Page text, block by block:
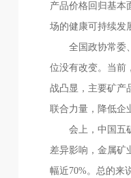
产品价格回归基本
场的健康可持续发
全国政协常委、
位没有改变。当前
战凸显，主要矿产
联合力量，降低企
会上，中国五矿
差异影响，金属矿
幅近70%。总的来